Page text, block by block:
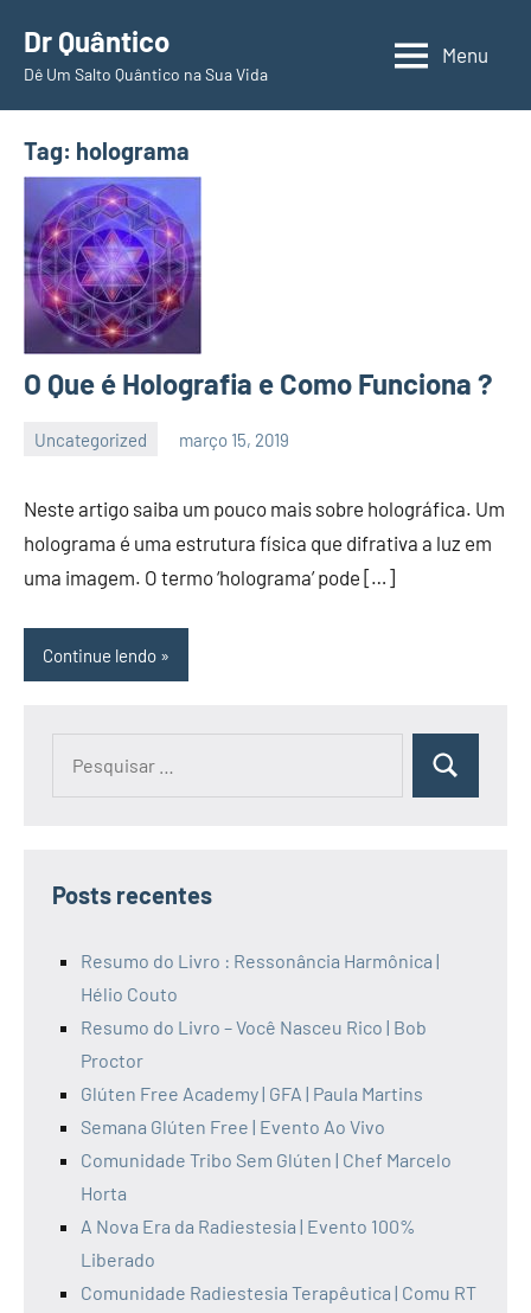
para
conteúdo
Dr Quântico
Dê Um Salto Quântico na Sua Vida
Menu
Tag: holograma
O Que é Holografia e Como Funciona ?
Uncategorized março 15, 2019
Neste artigo saiba um pouco mais sobre holográfica. Um
holograma é uma estrutura física que difrativa a luz em
uma imagem. O termo ‘holograma’ pode […]
Continue lendo
Pesquisa
Posts recentes
Resumo do Livro : Ressonância Harmônica |
Hélio Couto
Resumo do Livro – Você Nasceu Rico | Bob
Proctor
Glúten Free Academy | GFA | Paula Martins
Semana Glúten Free | Evento Ao Vivo
Comunidade Tribo Sem Glúten | Chef Marcelo
Horta
A Nova Era da Radiestesia | Evento 100%
Liberado
Comunidade Radiestesia Terapêutica | Comu RT